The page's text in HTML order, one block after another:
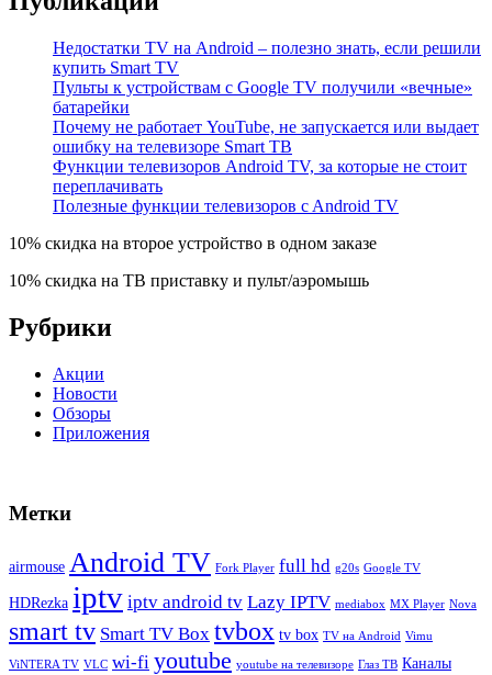
Недостатки TV на Android – полезно знать, если решили
купить Smart TV
Пульты к устройствам с Google TV получили «вечные»
батарейки
Почему не работает YouTube, не запускается или выдает
ошибку на телевизоре Smart TВ
Функции телевизоров Android TV, за которые не стоит
переплачивать
Полезные функции телевизоров c Android TV
10% скидка на второе устройство в одном заказе
10% скидка на ТВ приставку и пульт/аэромышь
Рубрики
Акции
Новости
Обзоры
Приложения
Метки
airmouse Android TV Fork Player full hd g20s Google TV
HDRezka iptv iptv android tv Lazy IPTV mediabox MX Player Nova
smart tv Smart TV Box tvbox tv box TV на Android Vimu
ViNTERA TV VLC wi-fi youtube youtube на телевизоре Глаз ТВ Каналы